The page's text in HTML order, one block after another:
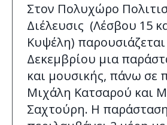
Στον Πολυχώρο
Διέλευσις (Λέσβου 15
Κυψέλη)
Δεκεμβρίου μια
και μουσικής, πάνω σε
Μιχάλη Κατσαρού και
Σαχτούρη. Η παράσταση